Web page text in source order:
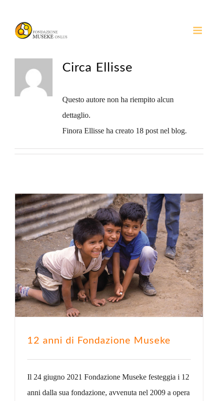
contenuto
Circa Ellisse
Questo autore non ha riempito alcun
dettaglio.
Finora Ellisse ha creato 18 post nel blog.
12 anni di Fondazione Museke
Il 24 giugno 2021 Fondazione Museke festeggia i 12
anni dalla sua fondazione, avvenuta nel 2009 a opera